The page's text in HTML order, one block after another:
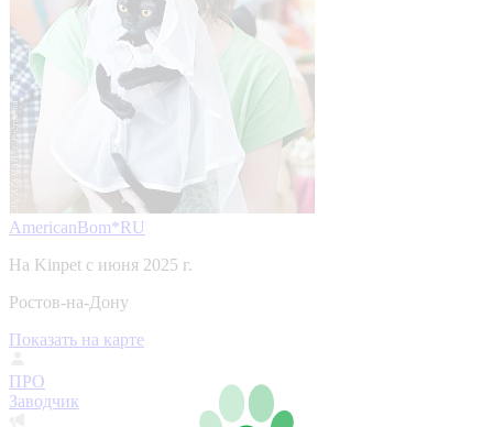
AmericanBom*RU
На Kinpet c июня 2025 г.
Ростов-на-Дону
Показать на карте
ПРО
Заводчик